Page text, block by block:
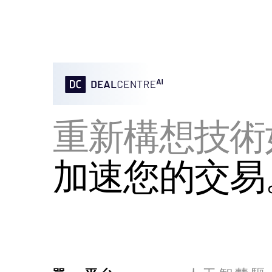
重新構想技
加速您的交